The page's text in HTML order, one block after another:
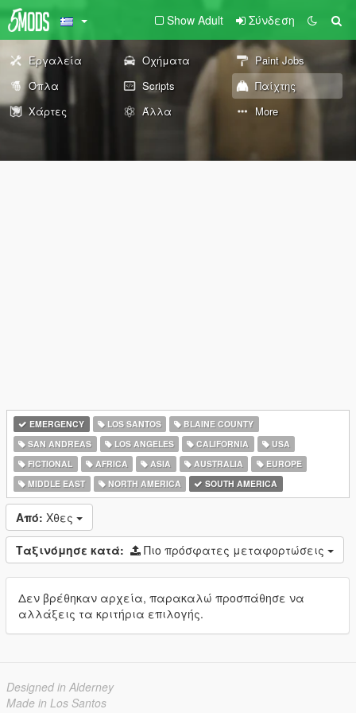
Show Adult Σύνδεση
Εργαλεία Οχήματα
Paint Jobs
Όπλα
Scripts
Παίχτης
Χάρτες
Άλλα More
EMERGENCY LOS SANTOS
BLAINE COUNTY
SAN ANDREAS
LOS ANGELES CALIFORNIA
USA
FICTIONAL
AFRICA ASIA AUSTRALIA
EUROPE
MIDDLE EAST
NORTH AMERICA SOUTH AMERICA
Από: Χθες
Ταξινόμησε κατά: Πιο πρόσφατες μεταφορτώσεις
Δεν βρέθηκαν αρχεία, παρακαλώ προσπάθησε να
αλλάξεις τα κριτήρια επιλογής.
Designed in Alderney
Made in Los Santos